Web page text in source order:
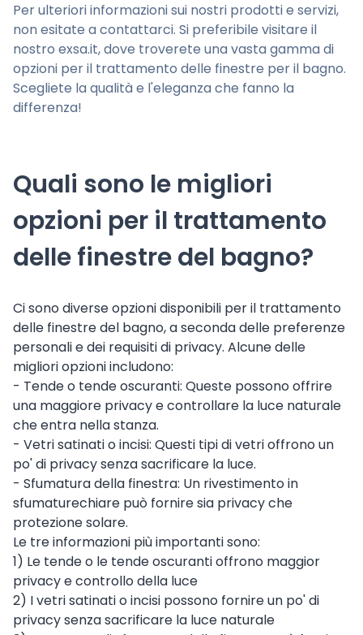
Per ulteriori informazioni sui nostri prodotti e servizi,
non esitate a contattarci. Si preferibile visitare il
nostro exsa.it, dove troverete una vasta gamma di
opzioni per il trattamento delle finestre per il bagno.
Scegliete la qualità e l'eleganza che fanno la
differenza!
Quali sono le migliori
opzioni per il trattamento
delle finestre del bagno?
Ci sono diverse opzioni disponibili per il trattamento
delle finestre del bagno, a seconda delle preferenze
personali e dei requisiti di privacy. Alcune delle
migliori opzioni includono:
- Tende o tende oscuranti: Queste possono offrire
una maggiore privacy e controllare la luce naturale
che entra nella stanza.
- Vetri satinati o incisi: Questi tipi di vetri offrono un
po' di privacy senza sacrificare la luce.
- Sfumatura della finestra: Un rivestimento in
sfumaturechiare può fornire sia privacy che
protezione solare.
Le tre informazioni più importanti sono:
1) Le tende o le tende oscuranti offrono maggior
privacy e controllo della luce
2) I vetri satinati o incisi possono fornire un po' di
privacy senza sacrificare la luce naturale